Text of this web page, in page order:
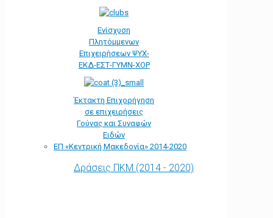
Ενίσχυση
Πλητόμμενων
Επιχειρήσεων ΨΥΧ-
ΕΚΔ-ΕΣΤ-ΓΥΜΝ-ΧΟΡ
Έκτακτη Επιχορήγηση
σε επιχειρήσεις
Γούνας και Συναφών
Ειδών
ΕΠ «Kεντρική Μακεδονία» 2014-2020
Δράσεις ΠΚΜ (2014 - 2020)